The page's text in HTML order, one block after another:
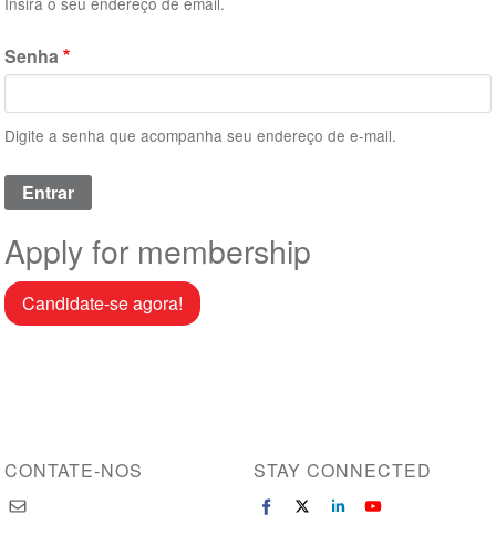
Senha
Digite a senha que acompanha seu endereço de e-mail.
Apply for membership
Candidate-se agora!
CONTATE-NOS STAY CONNECTED